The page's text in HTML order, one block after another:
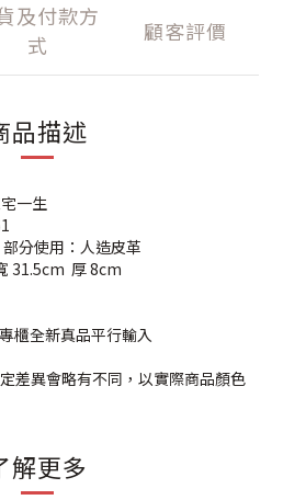
及付款方
式
顧客評價
品描述
一生
分使用：人造皮革
31.5cm 厚 8cm
櫃全新真品平行輸入
差異會略有不同，以實際商品顏色
解更多